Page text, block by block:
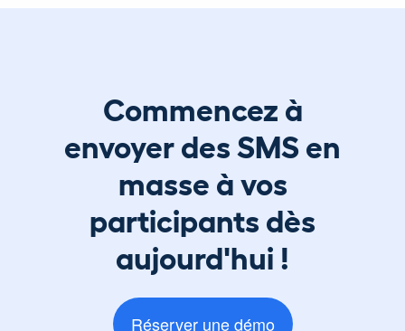
Commencez à
envoyer des SMS en
masse à vos
participants dès
aujourd'hui !
Réserver une démo